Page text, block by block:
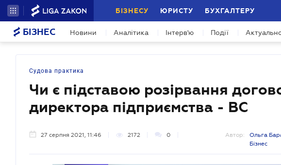
БІЗНЕСУ ЮРИСТУ БУХГАЛТЕРУ
БІЗНЕС Новини Аналітика Інтерв'ю Події
Судова практика
Чи є підставою розірвання
директора підприємства - ВС
27 серпня 2021, 11:46 2172 0 Автор:
Ольга
Бізнес